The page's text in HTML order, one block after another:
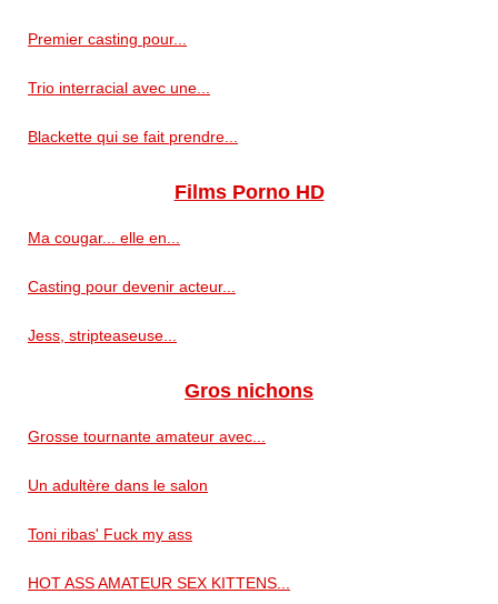
Premier casting pour...
Trio interracial avec une...
Blackette qui se fait prendre...
Films Porno HD
Ma cougar... elle en...
Casting pour devenir acteur...
Jess, stripteaseuse...
Gros nichons
Grosse tournante amateur avec...
Un adultère dans le salon
Toni ribas' Fuck my ass
HOT ASS AMATEUR SEX KITTENS...